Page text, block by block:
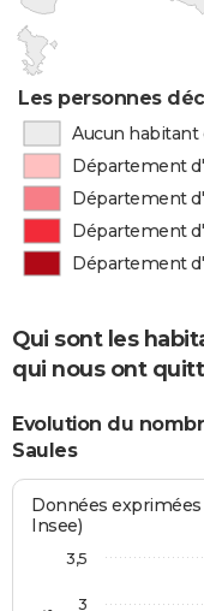
Les personnes
Aucun habitant
Département
Département
Département
Département
Qui sont les
qui nous ont
Evolution du
Saules
Données
Insee)
3
3,5